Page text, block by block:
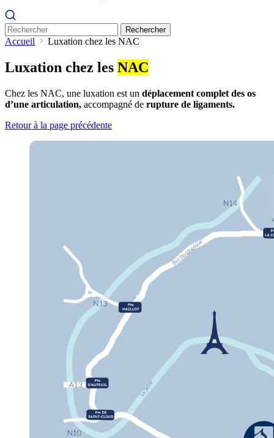
Rechercher
Accueil Luxation chez les NAC
Luxation chez les NAC
Chez les NAC, une luxation est un déplacement complet des os
d’une articulation, accompagné de rupture de ligaments.
Retour à la page précédente